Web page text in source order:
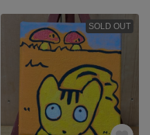
SOLD OUT